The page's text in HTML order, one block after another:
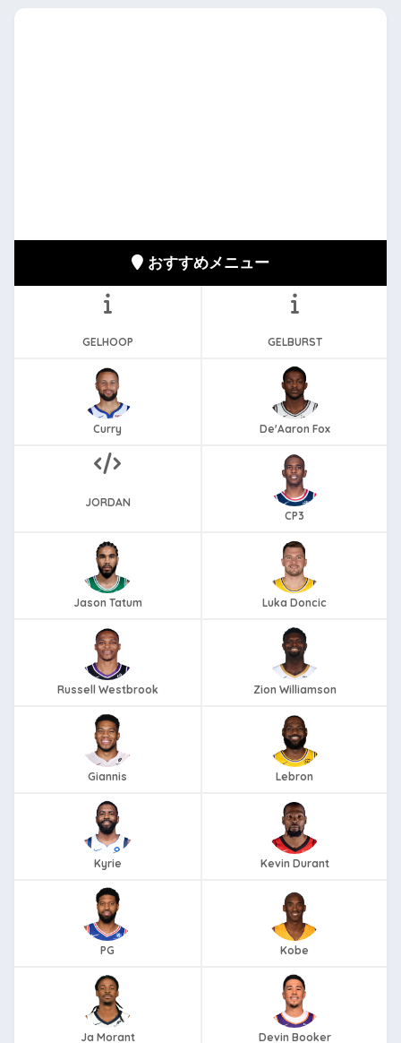
おすすめメニュー
GELHOOP GELBURST
Curry De'Aaron Fox
JORDAN
CP3
Jason Tatum Luka Doncic
Russell Westbrook Zion Williamson
Giannis Lebron
Kyrie Kevin Durant
PG Kobe
Ja Morant Devin Booker